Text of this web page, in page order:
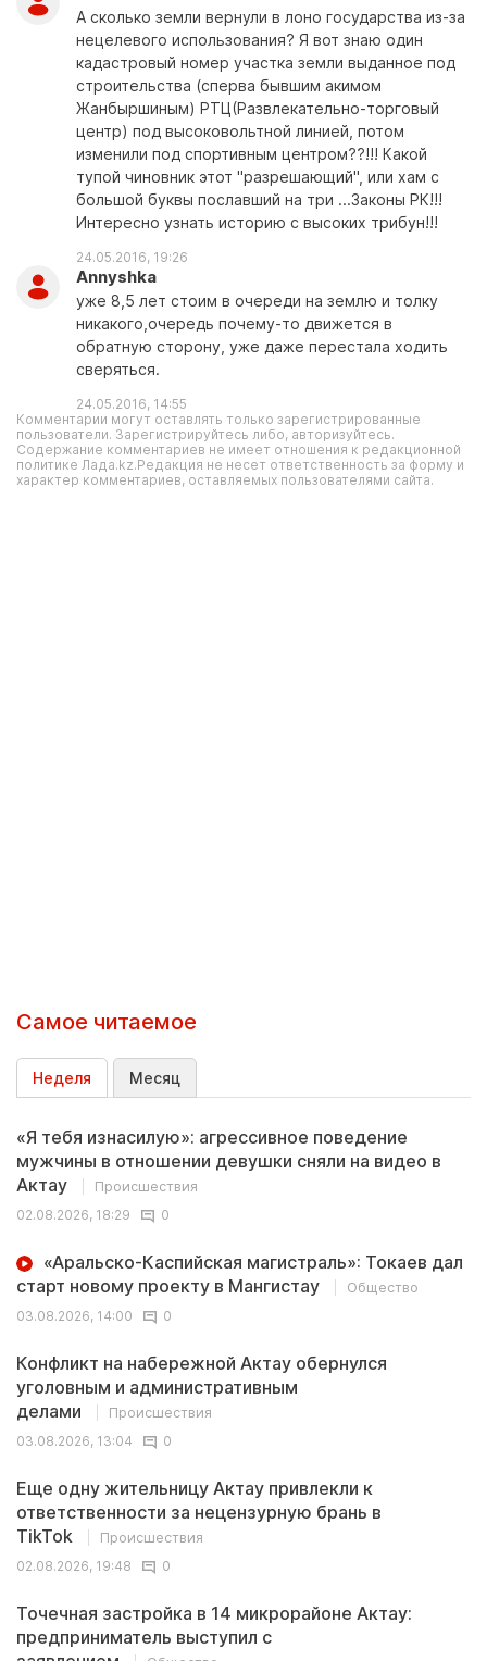
А сколько земли вернули в лоно государства из-за
нецелевого использования? Я вот знаю один
кадастровый номер участка земли выданное под
строительства (сперва бывшим акимом
Жанбыршиным) РТЦ(Развлекательно-торговый
центр) под высоковольтной линией, потом
изменили под спортивным центром??!!! Какой
тупой чиновник этот "разрешающий", или хам с
большой буквы пославший на три ...Законы РК!!!
Интересно узнать историю с высоких трибун!!!
24.05.2016, 19:26
Annyshka
уже 8,5 лет стоим в очереди на землю и толку
никакого,очередь почему-то движется в
обратную сторону, уже даже перестала ходить
сверяться.
24.05.2016, 14:55
Комментарии могут оставлять только зарегистрированные
пользователи. Зарегистрируйтесь либо, авторизуйтесь.
Содержание комментариев не имеет отношения к редакционной
политике Лада.kz.Редакция не несет ответственность за форму и
характер комментариев, оставляемых пользователями сайта.
Самое читаемое
Неделя Месяц
«Я тебя изнасилую»: агрессивное поведение
мужчины в отношении девушки сняли на видео в
Актау
Происшествия
02.08.2026, 18:29
0
«Аральско-Каспийская магистраль»: Токаев дал
старт новому проекту в Мангистау
Общество
03.08.2026, 14:00
0
Конфликт на набережной Актау обернулся
уголовным и административным
делами
Происшествия
03.08.2026, 13:04
0
Еще одну жительницу Актау привлекли к
ответственности за нецензурную брань в
TikTok
Происшествия
02.08.2026, 19:48
0
Точечная застройка в 14 микрорайоне Актау:
предприниматель выступил с